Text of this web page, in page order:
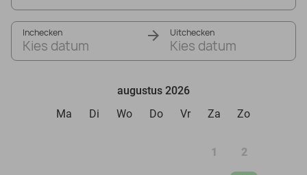
Inchecken
Kies datum
Uitchecken
Kies datum
augustus 2026
Ma
Di Wo Do Vr Za Zo
1 2